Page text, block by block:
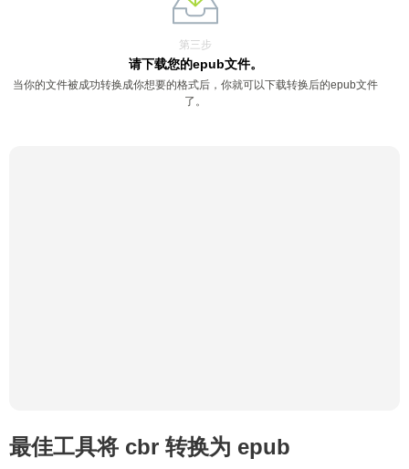
第三步
请下载您的epub文件。
当你的文件被成功转换成你想要的格式后，你就可以下载转换后的epub文件
了。
最佳工具将 cbr 转换为 epub